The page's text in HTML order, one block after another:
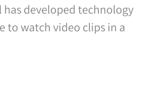
developed technology
to watch video clips in a